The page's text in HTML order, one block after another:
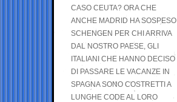
CASO CEUTA? ORA CHE
ANCHE MADRID HA SOSPESO
SCHENGEN PER CHI ARRIVA
DAL NOSTRO PAESE, GLI
ITALIANI CHE HANNO DECISO
DI PASSARE LE VACANZE IN
SPAGNA SONO COSTRETTI A
LUNGHE CODE AL LORO